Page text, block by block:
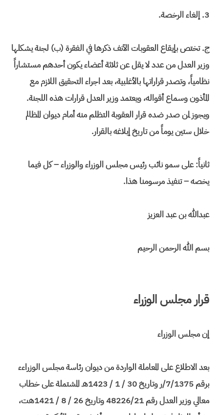
3. إلغاء الرخصة.
ج. تختص بإيقاع العقوبات الآنف ذكرها في الفقرة (ب) لجنة يشكلها
وزير العدل من عدد لا يقل عن ثلاثة أعضاء يكون أحدهم مستشاراً
نظامياً، وتصدر قراراتها بالأغلبية، بعد اجراء التحقيق اللازم مع
المأذون وسماع أقواله، ويعتمد وزير العدل قرارات هذه اللجنة.
ويجوز لمن صدر ضده قرار العقوبة التظلم منه أمام ديوان المظالم
خلال ستين يوماً من تاريخ إبلاغه بالقرار.
ثانياً: على سمو نائب رئيس مجلس الوزراء والوزراء – كل فيما
يخصه – تنفيذ مرسومنا هذا.
عبدالله بن عبد العزيز
بسم الله الرحمن الرحيم
قرار مجلس الوزراء
إن مجلس الوزراء
بعد الاطلاع على المعاملة الواردة من ديوان رئاسة مجلس الوزراءء
برقم 7/1375/ر وتاريخ 30 / 1 / 1423هـ المشتملة على خطاب
معالي وزير العدل رقم 48226/21 وتاريخ 26 / 8 / 1421هت،